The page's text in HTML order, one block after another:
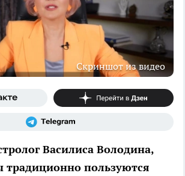
Скриншот из видео
Василиса Володина,
традиционно пользуются